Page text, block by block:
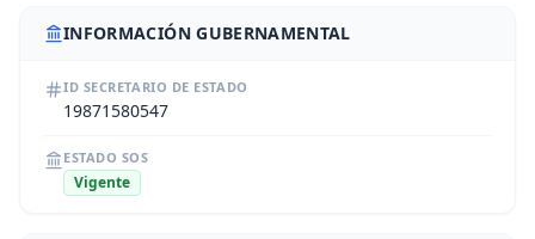
INFORMACIÓN GUBERNAMENTAL
ID SECRETARIO DE ESTADO
19871580547
ESTADO SOS
Vigente